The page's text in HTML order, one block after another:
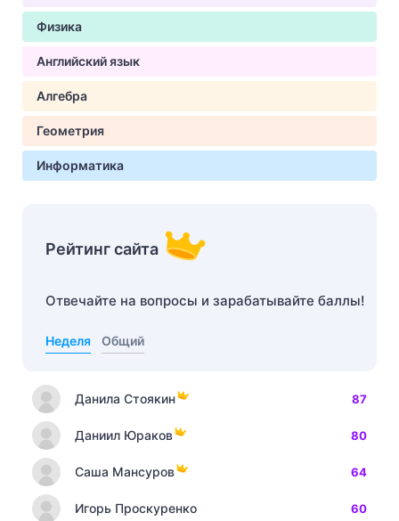
Физика
Английский язык
Алгебра
Геометрия
Информатика
Рейтинг сайта
Отвечайте на вопросы и зарабатывайте баллы!
Неделя Общий
Данила Стоякин 87
Даниил Юраков 80
Саша Мансуров 64
Игорь Проскуренко 60